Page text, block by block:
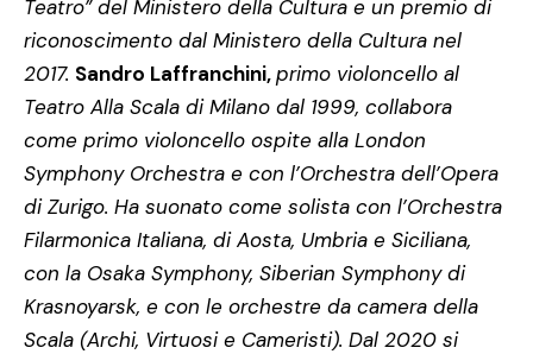
Teatro” del Ministero della Cultura e un premio di
riconoscimento dal Ministero della Cultura nel
2017. Sandro Laffranchini,primo violoncello al
Teatro Alla Scala di Milano dal 1999, collabora
come primo violoncello ospite alla London
Symphony Orchestra e con l’Orchestra dell’Opera
di Zurigo. Ha suonato come solista con l’Orchestra
Filarmonica Italiana, di Aosta, Umbria e Siciliana,
con la Osaka Symphony, Siberian Symphony di
Krasnoyarsk, e con le orchestre da camera della
Scala (Archi, Virtuosi e Cameristi). Dal 2020 si